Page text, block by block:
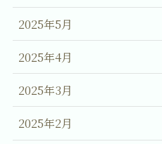
2025年5月
2025年4月
2025年3月
2025年2月